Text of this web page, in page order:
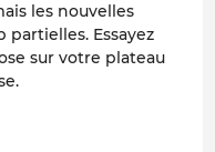
les nouvelles
Essayez
sur votre plateau